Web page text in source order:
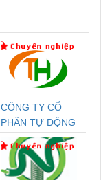
CÔNG TY CỔ
PHẦN TỰ ĐỘNG
TIẾN HƯNG